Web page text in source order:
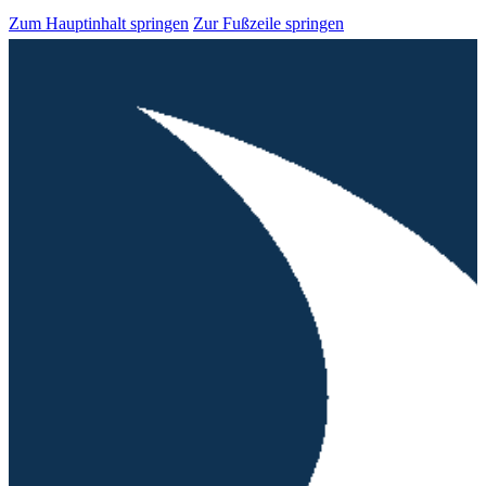
Zum Hauptinhalt springen Zur Fußzeile springen